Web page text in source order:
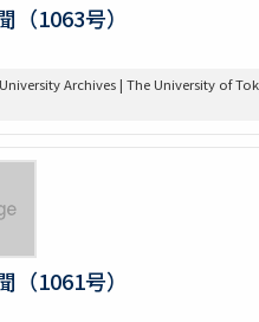
（1063号）
Archives | The University of
（1061号）